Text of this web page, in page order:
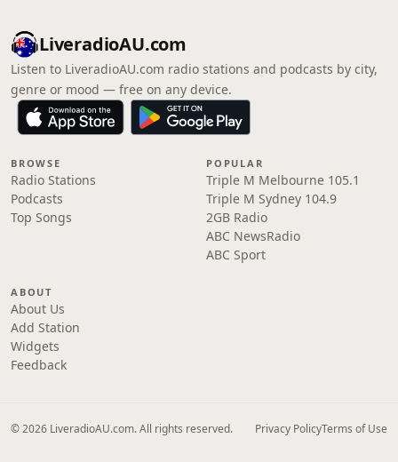
LiveradioAU.com
Listen to LiveradioAU.com radio stations and podcasts by city,
genre or mood — free on any device.
BROWSE
Radio Stations
Podcasts
Top Songs
POPULAR
Triple M Melbourne 105.1
Triple M Sydney 104.9
2GB Radio
ABC NewsRadio
ABC Sport
ABOUT
About Us
Add Station
Widgets
Feedback
© 2026 LiveradioAU.com. All rights reserved. Privacy PolicyTerms of Use